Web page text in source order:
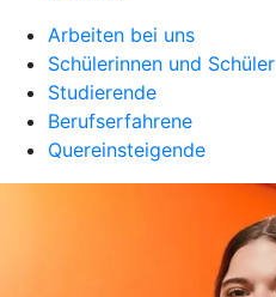
Arbeiten bei uns
Schülerinnen und Schüler
Studierende
Berufserfahrene
Quereinsteigende